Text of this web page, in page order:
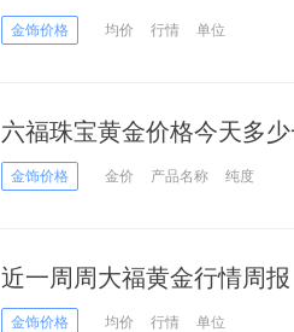
日）
金饰价格 均价 行情 单位
六福珠宝黄金价格今天多少
金饰价格 金价 产品名称 纯度
近一周周大福黄金行情周报
20日）
金饰价格 均价 行情 单位